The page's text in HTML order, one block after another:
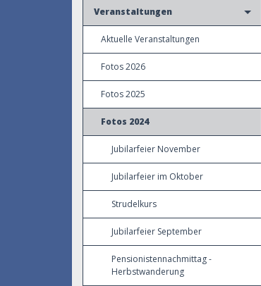
Veranstaltungen
Aktuelle Veranstaltungen
Fotos 2026
Fotos 2025
Fotos 2024
Jubilarfeier November
Jubilarfeier im Oktober
Strudelkurs
Jubilarfeier September
Pensionistennachmittag -
Herbstwanderung